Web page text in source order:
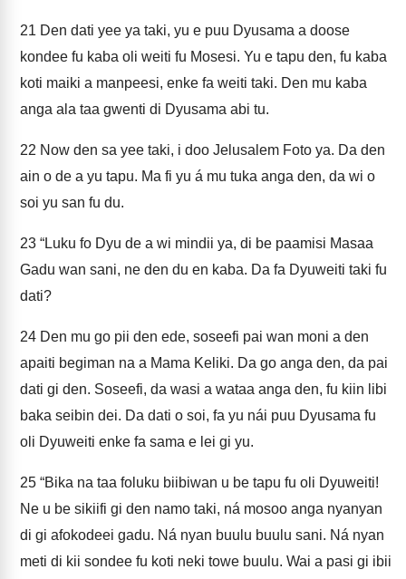
21 Den dati yee ya taki, yu e puu Dyusama a doose
kondee fu kaba oli weiti fu Mosesi. Yu e tapu den, fu kaba
koti maiki a manpeesi, enke fa weiti taki. Den mu kaba
anga ala taa gwenti di Dyusama abi tu.
22 Now den sa yee taki, i doo Jelusalem Foto ya. Da den
ain o de a yu tapu. Ma fi yu á mu tuka anga den, da wi o
soi yu san fu du.
23 “Luku fo Dyu de a wi mindii ya, di be paamisi Masaa
Gadu wan sani, ne den du en kaba. Da fa Dyuweiti taki fu
dati?
24 Den mu go pii den ede, soseefi pai wan moni a den
apaiti begiman na a Mama Keliki. Da go anga den, da pai
dati gi den. Soseefi, da wasi a wataa anga den, fu kiin libi
baka seibin dei. Da dati o soi, fa yu nái puu Dyusama fu
oli Dyuweiti enke fa sama e lei gi yu.
25 “Bika na taa foluku biibiwan u be tapu fu oli Dyuweiti!
Ne u be sikiifi gi den namo taki, ná mosoo anga nyanyan
di gi afokodeei gadu. Ná nyan buulu buulu sani. Ná nyan
meti di kii sondee fu koti neki towe buulu. Wai a pasi gi ibii